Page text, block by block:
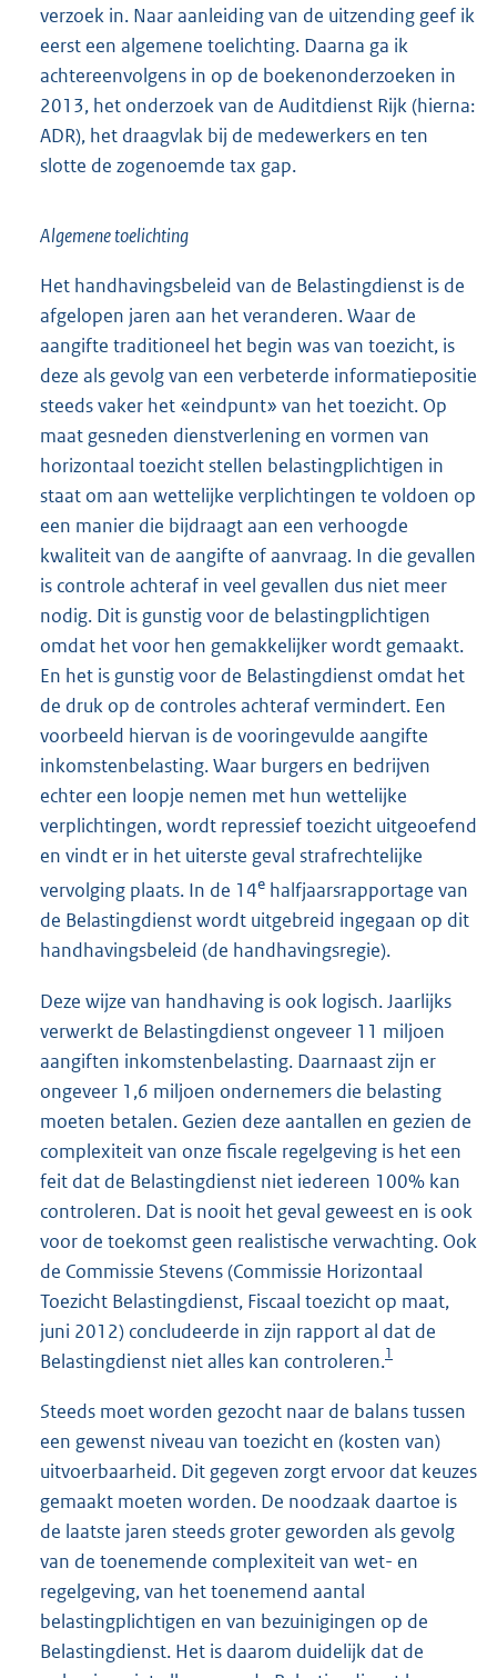
verzoek in. Naar aanleiding van de uitzending geef ik
eerst een algemene toelichting. Daarna ga ik
achtereenvolgens in op de boekenonderzoeken in
2013, het onderzoek van de Auditdienst Rijk (hierna:
ADR), het draagvlak bij de medewerkers en ten
slotte de zogenoemde tax gap.
Algemene toelichting
Het handhavingsbeleid van de Belastingdienst is de
afgelopen jaren aan het veranderen. Waar de
aangifte traditioneel het begin was van toezicht, is
deze als gevolg van een verbeterde informatiepositie
steeds vaker het «eindpunt» van het toezicht. Op
maat gesneden dienstverlening en vormen van
horizontaal toezicht stellen belastingplichtigen in
staat om aan wettelijke verplichtingen te voldoen op
een manier die bijdraagt aan een verhoogde
kwaliteit van de aangifte of aanvraag. In die gevallen
is controle achteraf in veel gevallen dus niet meer
nodig. Dit is gunstig voor de belastingplichtigen
omdat het voor hen gemakkelijker wordt gemaakt.
En het is gunstig voor de Belastingdienst omdat het
de druk op de controles achteraf vermindert. Een
voorbeeld hiervan is de vooringevulde aangifte
inkomstenbelasting. Waar burgers en bedrijven
echter een loopje nemen met hun wettelijke
verplichtingen, wordt repressief toezicht uitgeoefend
en vindt er in het uiterste geval strafrechtelijke
vervolging plaats. In de 14e halfjaarsrapportage van
de Belastingdienst wordt uitgebreid ingegaan op dit
handhavingsbeleid (de handhavingsregie).
Deze wijze van handhaving is ook logisch. Jaarlijks
verwerkt de Belastingdienst ongeveer 11 miljoen
aangiften inkomstenbelasting. Daarnaast zijn er
ongeveer 1,6 miljoen ondernemers die belasting
moeten betalen. Gezien deze aantallen en gezien de
complexiteit van onze fiscale regelgeving is het een
feit dat de Belastingdienst niet iedereen 100% kan
controleren. Dat is nooit het geval geweest en is ook
voor de toekomst geen realistische verwachting. Ook
de Commissie Stevens (Commissie Horizontaal
Toezicht Belastingdienst, Fiscaal toezicht op maat,
juni 2012) concludeerde in zijn rapport al dat de
Belastingdienst niet alles kan controleren.1
Steeds moet worden gezocht naar de balans tussen
een gewenst niveau van toezicht en (kosten van)
uitvoerbaarheid. Dit gegeven zorgt ervoor dat keuzes
gemaakt moeten worden. De noodzaak daartoe is
de laatste jaren steeds groter geworden als gevolg
van de toenemende complexiteit van wet- en
regelgeving, van het toenemend aantal
belastingplichtigen en van bezuinigingen op de
Belastingdienst. Het is daarom duidelijk dat de